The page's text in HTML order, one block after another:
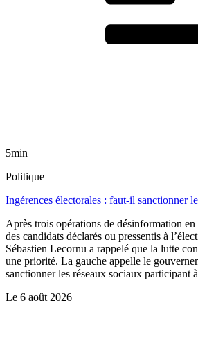
5min
Politique
Ingérences électorales : faut-il sanctionner
Après trois opérations de désinformation
des candidats déclarés ou pressentis à
Sébastien Lecornu a rappelé que la lutte
une priorité. La gauche appelle le
sanctionner les réseaux sociaux participant
Le 6 août 2026